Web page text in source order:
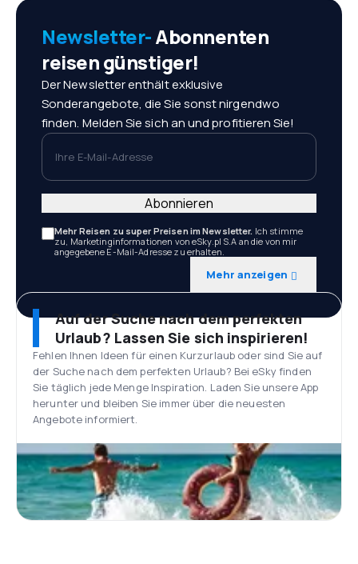
Newsletter-Abonnenten
reisen günstiger!
Der Newsletter enthält exklusive
Sonderangebote, die Sie sonst nirgendwo
finden. Melden Sie sich an und profitieren Sie!
Ihre E-Mail-Adresse
Mehr Reisen zu super Preisen im Newsletter. Ich stimme
zu, Marketinginformationen von eSky.pl S.A an die von mir
angegebene E-Mail-Adresse zu erhalten.
Mehr anzeigen
Abonnieren
Auf der Suche nach dem perfekten
Urlaub? Lassen Sie sich inspirieren!
Fehlen Ihnen Ideen für einen Kurzurlaub oder sind Sie auf
der Suche nach dem perfekten Urlaub? Bei eSky finden
Sie täglich jede Menge Inspiration. Laden Sie unsere App
herunter und bleiben Sie immer über die neuesten
Angebote informiert.